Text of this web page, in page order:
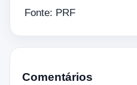
Fonte: PRF
Comentários